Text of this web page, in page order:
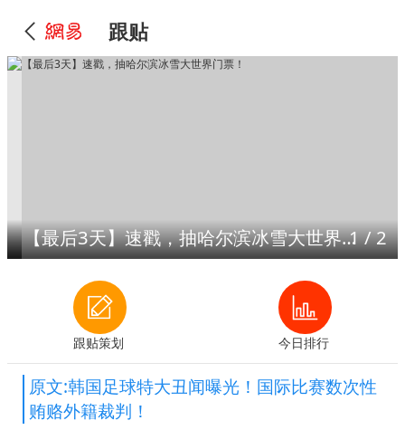
跟贴
【最后3天】速戳，抽哈尔滨冰雪大世界门票！1/2
跟贴策划 今日排行
原文:韩国足球特大丑闻曝光！国际比赛数次性
贿赂外籍裁判！